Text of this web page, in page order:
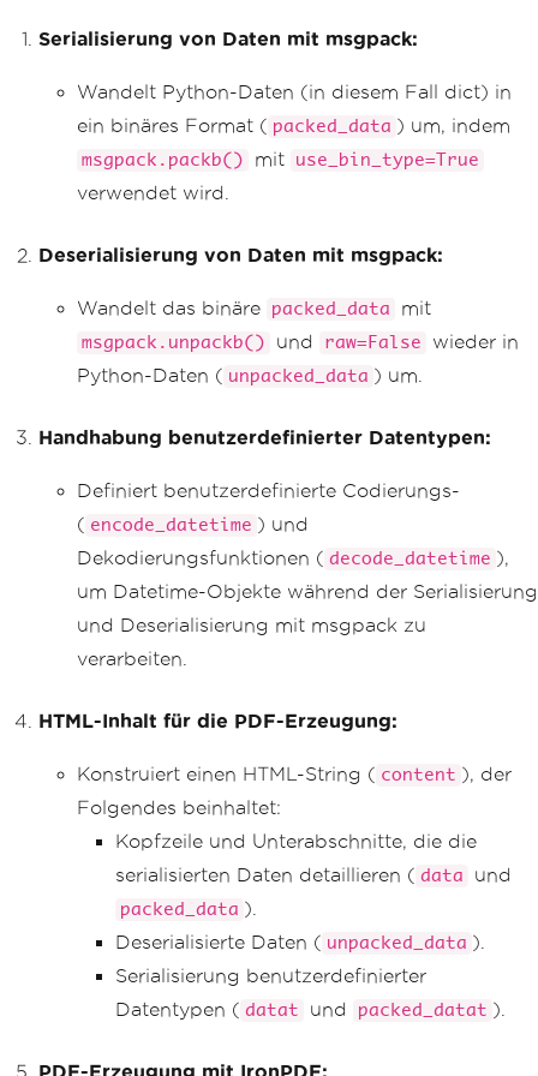
'time' datetime
packed_datat = msgpack.packb (datat , de
fault =encode_datetime)
d_datat, object_hook = decode_datetime)
print(unpacked_datat
g Python
content =
"<h1>Awesome Iron PDF with m
content +=
"<h3>Serialize data</h3>"
content += f"<p>{data}</p>"
</p>"
content += f"<p> msgpack.unpackb(packe
ta}</p>"
content +=
"<h3>Encode Custom Data Typ
content += f "<p>{datat}</p>"
content += f"<p> msgpack.packb(datat,
d_datat}</p>"
pdf = renderer .RenderHtmlAsPdf(conten
rt to a file
Serialisierung von Daten mit msgpack:
Wandelt Python-Daten (in diesem Fall dict) in
ein binäres Format ( packed_data ) um, indem
msgpack.packb() mit use_bin_type=True
verwendet wird.
Deserialisierung von Daten mit msgpack:
Wandelt das binäre packed_data mit
msgpack.unpackb() und raw=False
wieder in
Python-Daten ( unpacked_data ) um.
Handhabung benutzerdefinierter Datentypen:
Definiert benutzerdefinierte Codierungs-
( encode_datetime ) und
Dekodierungsfunktionen ( decode_datetime ),
um Datetime-Objekte während der Serialisierung
und Deserialisierung mit msgpack zu
verarbeiten.
HTML-Inhalt für die PDF-Erzeugung:
Konstruiert einen HTML-String ( content ), der
Folgendes beinhaltet:
Kopfzeile und Unterabschnitte, die die
serialisierten Daten detaillieren ( data und
packed_data ).
Deserialisierte Daten ( unpacked_data ).
Serialisierung benutzerdefinierter
Datentypen ( datat und packed_datat ).
PDF-Erzeugung mit IronPDF: